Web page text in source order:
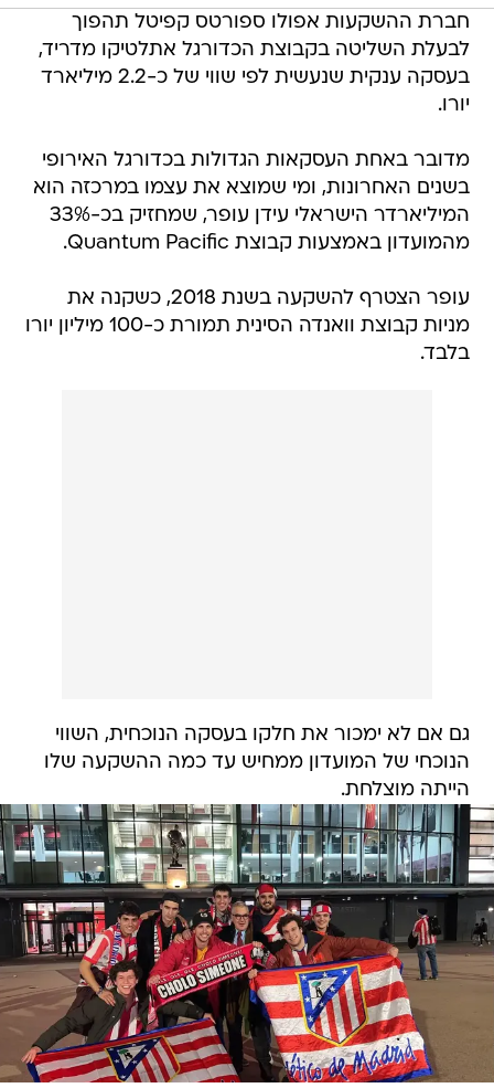
חברת ההשקעות אפולו ספורטס קפיטל תהפוך
לבעלת השליטה בקבוצת הכדורגל אתלטיקו מדריד,
בעסקה ענקית שנעשית לפי שווי של כ-2.2 מיליארד
יורו.
מדובר באחת העסקאות הגדולות בכדורגל האירופי
בשנים האחרונות, ומי שמוצא את עצמו במרכזה הוא
המיליארדר הישראלי עידן עופר, שמחזיק בכ-33%
מהמועדון באמצעות קבוצת Quantum Pacific.
עופר הצטרף להשקעה בשנת 2018, כשקנה את
מניות קבוצת וואנדה הסינית תמורת כ-100 מיליון יורו
בלבד.
גם אם לא ימכור את חלקו בעסקה הנוכחית, השווי
הנוכחי של המועדון ממחיש עד כמה ההשקעה שלו
הייתה מוצלחת.